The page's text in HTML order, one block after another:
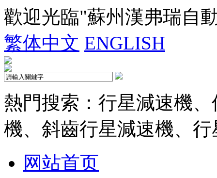
歡迎光臨"蘇州漢弗瑞自
繁体中文 ENGLISH
熱門搜索：行星減速機
機、斜齒行星減速機、
网站首页